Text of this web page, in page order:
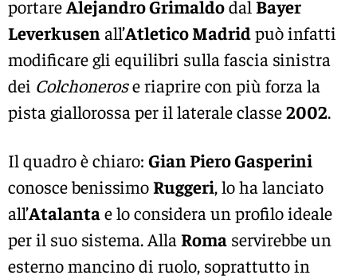
portareAlejandro Grimaldodal Bayer
Leverkusenall’Atletico Madridpuò infatti
modificare gli equilibri sulla fascia sinistra
dei Colchonerose riaprire con più forza la
pista giallorossa per il laterale classe2002.
Il quadro è chiaro: Gian Piero Gasperini
conosce benissimoRuggeri, lo ha lanciato
all’Atalantae lo considera un profilo ideale
per il suo sistema. Alla Roma servirebbe un
esterno mancino di ruolo, soprattutto in